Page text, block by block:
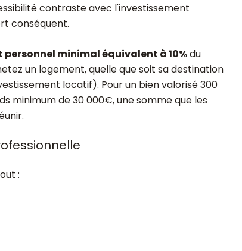
contraste avec l'investissement
conséquent.
personnel minimal équivalent à 10%du
un logement, quelle que soit sa destination
locatif). Pour un bien valorisé 300
minimum de 30 000€, une somme que les
: